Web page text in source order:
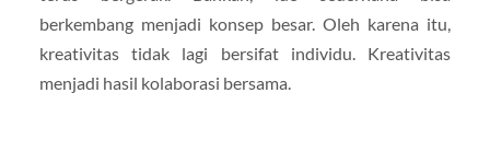
berkembang menjadi konsep besar. Oleh karena itu,
kreativitas tidak lagi bersifat individu. Kreativitas
menjadi hasil kolaborasi bersama.